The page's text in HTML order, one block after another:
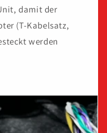
damit der
(T-Kabelsatz,
werden